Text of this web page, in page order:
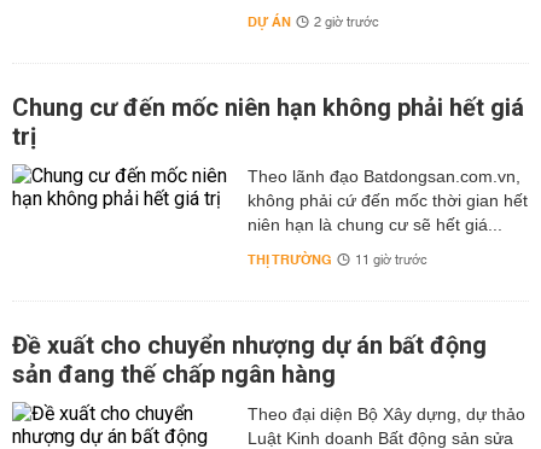
DỰ ÁN 2 giờ trước
Chung cư đến mốc niên hạn không phải hết giá
trị
Theo lãnh đạo Batdongsan.com.vn,
không phải cứ đến mốc thời gian hết
niên hạn là chung cư sẽ hết giá...
THỊ TRƯỜNG 11 giờ trước
Đề xuất cho chuyển nhượng dự án bất động
sản đang thế chấp ngân hàng
Theo đại diện Bộ Xây dựng, dự thảo
Luật Kinh doanh Bất động sản sửa